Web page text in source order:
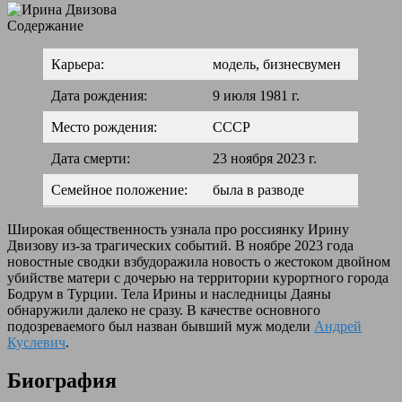
Содержание
Карьера: модель, бизнесвумен
Дата рождения: 9 июля 1981 г.
Место рождения: СССР
Дата смерти: 23 ноября 2023 г.
Семейное положение: была в разводе
Широкая общественность узнала про россиянку Ирину
Двизову из-за трагических событий. В ноябре 2023 года
новостные сводки взбудоражила новость о жестоком двойном
убийстве матери с дочерью на территории курортного города
Бодрум в Турции. Тела Ирины и наследницы Даяны
обнаружили далеко не сразу. В качестве основного
подозреваемого был назван бывший муж модели Андрей
Куслевич.
Биография